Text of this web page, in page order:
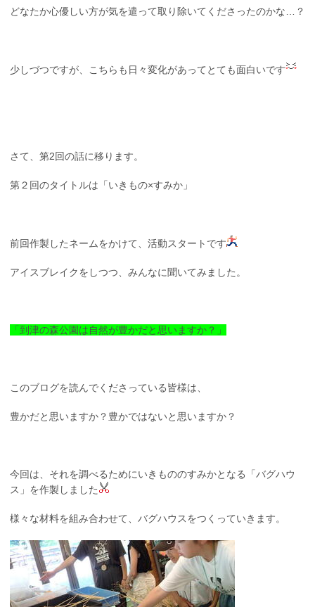
どなたか心優しい方が気を遣って取り除いてくださったのかな…？
少しづつですが、こちらも日々変化があってとても面白いです
さて、第2回の話に移ります。
第２回のタイトルは「いきもの×すみか」
前回作製したネームをかけて、活動スタートです
アイスブレイクをしつつ、みんなに聞いてみました。
「到津の森公園は自然が豊かだと思いますか？」
このブログを読んでくださっている皆様は、
豊かだと思いますか？豊かではないと思いますか？
今回は、それを調べるためにいきもののすみかとなる「バグハウ
ス」を作製しました
様々な材料を組み合わせて、バグハウスをつくっていきます。